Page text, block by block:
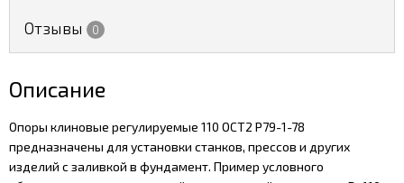
Отзывы 0
Описание
Опоры клиновые регулируемые 110 ОСТ2 Р79-1-78
предназначены для установки станков, прессов и других
изделий с заливкой в фундамент. Пример условного